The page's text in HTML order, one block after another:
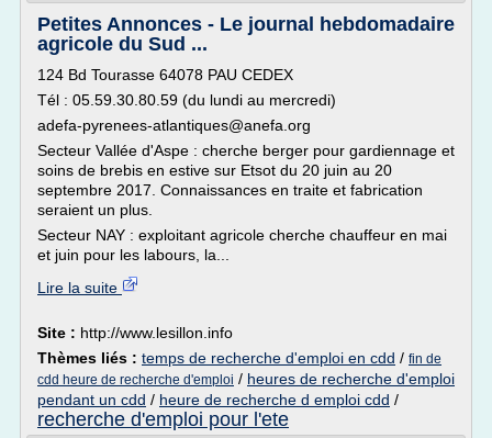
Petites Annonces - Le journal hebdomadaire
agricole du Sud ...
124 Bd Tourasse 64078 PAU CEDEX
Tél : 05.59.30.80.59 (du lundi au mercredi)
adefa-pyrenees-atlantiques@anefa.org
Secteur Vallée d'Aspe : cherche berger pour gardiennage et
soins de brebis en estive sur Etsot du 20 juin au 20
septembre 2017. Connaissances en traite et fabrication
seraient un plus.
Secteur NAY : exploitant agricole cherche chauffeur en mai
et juin pour les labours, la...
Lire la suite
Site : http://www.lesillon.info
Thèmes liés : temps de recherche d'emploi en cdd / fin de
cdd heure de recherche d'emploi / heures de recherche d'emploi
pendant un cdd / heure de recherche d emploi cdd /
recherche d'emploi pour l'ete